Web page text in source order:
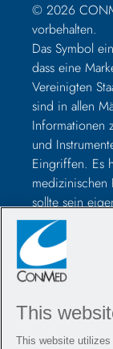
© 2026
vorbehalten.
Das Symbol
dass eine
Vereinigten
sind in allen
Informationen
und
Eingriffen. Es
medizinischen
sollte sein
nutzen, bevor
Patienten
sollte vor der
Geräte
Produktetikett
einschließlich
This
This website